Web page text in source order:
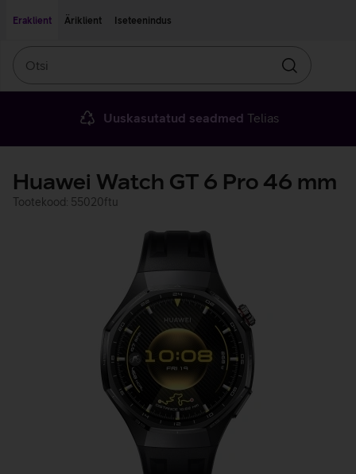
Eraklient
Äriklient Iseteenindus
Otsin
Uuskasutatud seadmed Telias
Huawei Watch GT 6 Pro 46 mm
Tootekood: 55020ftu